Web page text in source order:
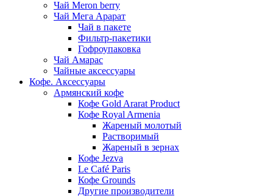
Чай Meron berry
Чай Мега Арарат
Чай в пакете
Фильтр-пакетики
Гофроупаковка
Чай Амарас
Чайные аксессуары
Кофе. Аксессуары
Армянский кофе
Кофе Gold Ararat Product
Кофе Royal Armenia
Жареный молотый
Растворимый
Жареный в зернах
Кофе Jezva
Le Café Paris
Кофе Grounds
Другие производители